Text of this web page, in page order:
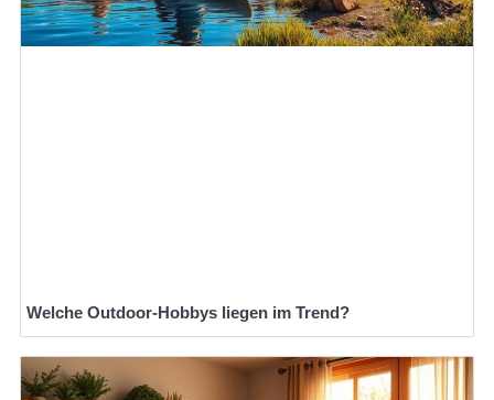
Welche Outdoor-Hobbys liegen im Trend?